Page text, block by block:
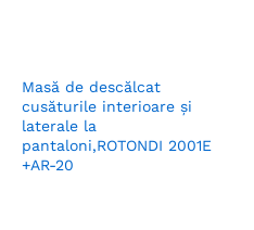
Masă de descălcat
cusăturile interioare şi
laterale la
pantaloni,ROTONDI 2001E
+AR-20